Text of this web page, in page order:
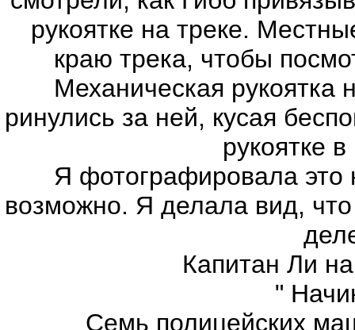
рукоятке на треке.
краю трека, чтобы
Механическая рукоятка
ринулись за ней, кусая
рукоятке
Я фотографировала это
возможно. Я делала вид,
Капитан Ли
"
Семь полицейских